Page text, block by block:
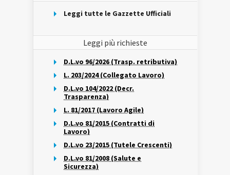
Leggi tutte le Gazzette Ufficiali
Leggi più richieste
D.L.vo 96/2026 (Trasp. retributiva)
L. 203/2024 (Collegato Lavoro)
D.L.vo 104/2022 (Decr.
Trasparenza)
L. 81/2017 (Lavoro Agile)
D.L.vo 81/2015 (Contratti di
Lavoro)
D.L.vo 23/2015 (Tutele Crescenti)
D.L.vo 81/2008 (Salute e
Sicurezza)